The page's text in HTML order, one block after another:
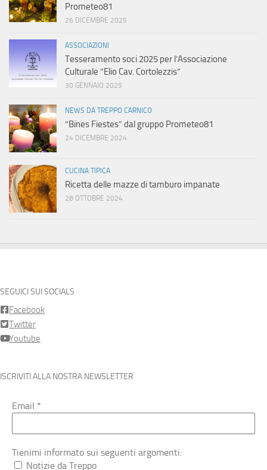
Prometeo81
26 DICEMBRE 2025
ASSOCIAZIONI
Tesseramento soci 2025 per l’Associazione
Culturale “Elio Cav. Cortolezzis”
30 GENNAIO 2025
NEWS DA TREPPO CARNICO
“Bines Fiestes” dal gruppo Prometeo81
24 DICEMBRE 2024
CUCINA TIPICA
Ricetta delle mazze di tamburo impanate
28 OTTOBRE 2024
SEGUICI SUI SOCIALS
Facebook
Twitter
Youtube
ISCRIVITI ALLA NOSTRA NEWSLETTER
Email *
Tienimi informato sui seguenti argomenti:
Notizie da Treppo